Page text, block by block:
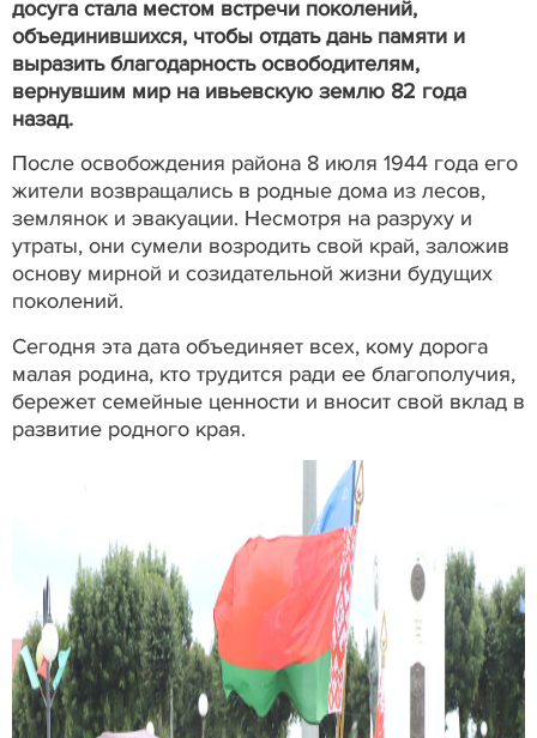
досуга стала местом встречи поколений,
объединившихся, чтобы отдать дань памяти и
выразить благодарность освободителям,
вернувшим мир на ивьевскую землю 82 года
назад.
После освобождения района 8 июля 1944 года его
жители возвращались в родные дома из лесов,
землянок и эвакуации. Несмотря на разруху и
утраты, они сумели возродить свой край, заложив
основу мирной и созидательной жизни будущих
поколений.
Сегодня эта дата объединяет всех, кому дорога
малая родина, кто трудится ради ее благополучия,
бережет семейные ценности и вносит свой вклад в
развитие родного края.